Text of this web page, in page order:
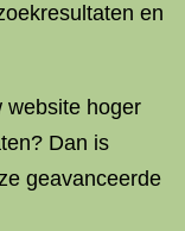
en
website hoger
Dan is
geavanceerde